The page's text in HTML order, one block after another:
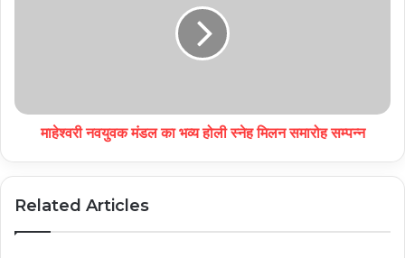
माहेश्वरी नवयुवक मंडल का भव्य होली स्नेह मिलन समारोह सम्पन्न
Related Articles